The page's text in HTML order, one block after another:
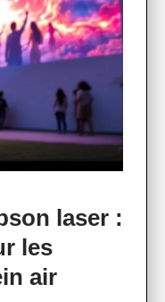
laser :
les
air